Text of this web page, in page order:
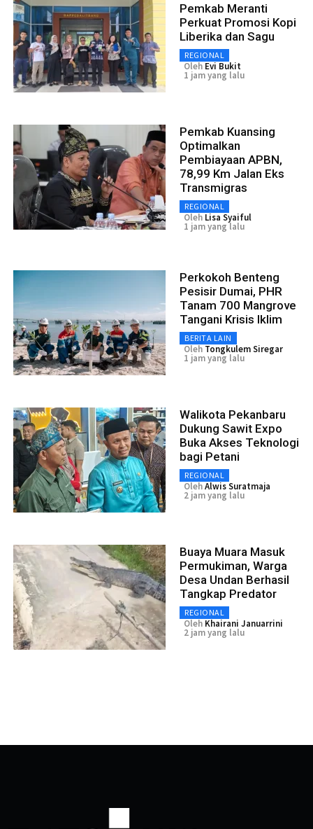
Pemkab Meranti
Perkuat Promosi Kopi
Liberika dan Sagu
REGIONAL
Oleh Evi Bukit
1 jam yang lalu
Pemkab Kuansing
Optimalkan
Pembiayaan APBN,
78,99 Km Jalan Eks
Transmigras
REGIONAL
Oleh Lisa Syaiful
1 jam yang lalu
Perkokoh Benteng
Pesisir Dumai, PHR
Tanam 700 Mangrove
Tangani Krisis Iklim
BERITA LAIN
Oleh Tongkulem Siregar
1 jam yang lalu
Walikota Pekanbaru
Dukung Sawit Expo
Buka Akses Teknologi
bagi Petani
REGIONAL
OlehAlwis Suratmaja
2 jam yang lalu
Buaya Muara Masuk
Permukiman, Warga
Desa Undan Berhasil
Tangkap Predator
REGIONAL
Oleh Khairani Januarrini
2 jam yang lalu